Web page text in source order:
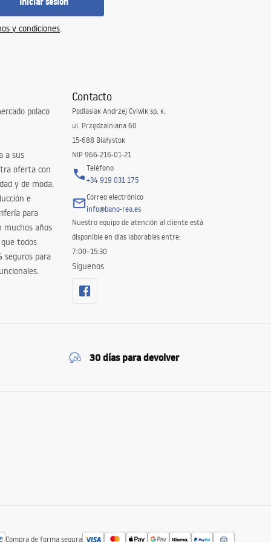
y condiciones.
polaco
a sus
oferta con
y de moda.
e
para
muchos años
todos
seguros para
Contacto
Podlasiak Andrzej Cylwik sp. k.
ul. Przędzalniana 60
15-688 Białystok
NIP 966-216-01-21
Teléfono
+34 919 031 175
Correo electrónico
info@bano-rea.es
Nuestro equipo de atención al cliente está
disponible en días laborables entre:
7:00–15:30
Síguenos
30 días para devolver
Compra de forma segura